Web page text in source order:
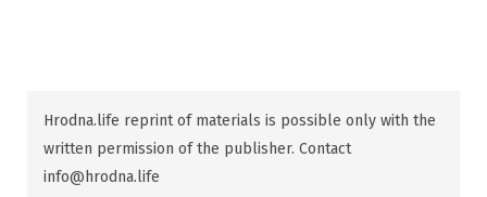
Hrodna.life reprint of materials is possible only with the
written permission of the publisher. Contact
info@hrodna.life